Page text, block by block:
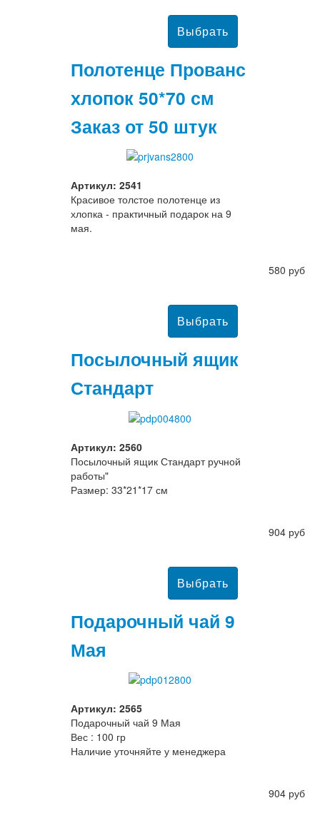
Полотенце Прованс
хлопок 50*70 см
Заказ от 50 штук
Артикул: 2541
Красивое толстое полотенце из
хлопка - практичный подарок на 9
мая.
580 руб
Посылочный ящик
Стандарт
Артикул: 2560
Посылочный ящик Стандарт ручной
работы"
Размер: 33*21*17 см
904 руб
Подарочный чай 9
Мая
Артикул: 2565
Подарочный чай 9 Мая
Вес : 100 гр
Наличие уточняйте у менеджера
904 руб